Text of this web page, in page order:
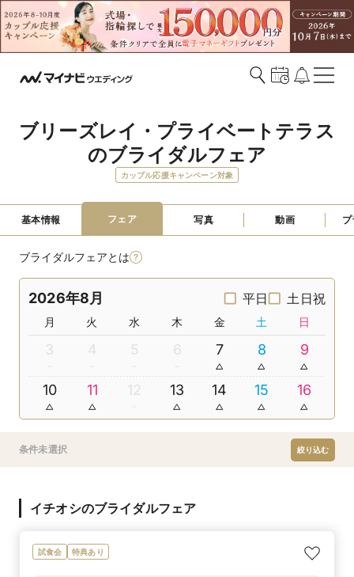
ブリーズレイ・プライベートテラス
のブライダルフェア
カップル応援キャンペーン対象
基本情報 フェア 写真 動画
ブライダルフェアとは
2026年8月 平日 土日祝
月 火 水 木 金 土 日
3 4 5 6 7 8 9
10 11 12 13 14 15 16
条件未選択 絞り込む
イチオシのブライダルフェア
試食会 特典あり